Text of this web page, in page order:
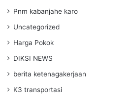
Pnm kabanjahe karo
Uncategorized
Harga Pokok
DIKSI NEWS
berita ketenagakerjaan
K3 transportasi